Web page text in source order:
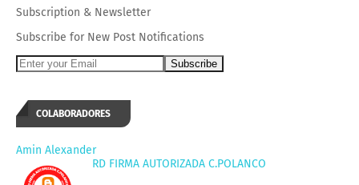
Subscription & Newsletter
Subscribe for New Post Notifications
COLABORADORES
Amin Alexander
RD FIRMA AUTORIZADA C.POLANCO